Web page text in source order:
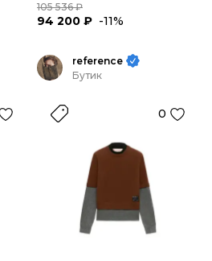
105 536 ₽
94 200 ₽ -11%
reference
Бутик
0